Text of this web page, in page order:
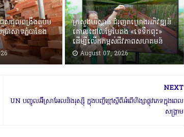
ា ជួសជុលពង្រឹងតួប៉ម
ាសាទភ្នំបាខែង
ក្រសួងបរិស្ថាន ជំរុញគម្រោងអភិវឌ្ឍន៍
គោលដៅលម្ហែបៃតង «ទេទឹកពុះ»
ដើម្បីលើកកម្ពស់ជីវភាពសហគមន៍
August 07, 2026
NEXT
UN បញ្ចូលអ៊ីស្រាអែលនិងរុស្ស៉ី ក្នុងបញ្ជីខ្មៅស្តីពីអំពើហិង្សាផ្លូវភេទក្នុងពេល
សង្រ្គាម